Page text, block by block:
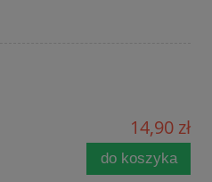
14,90 zł
do koszyka